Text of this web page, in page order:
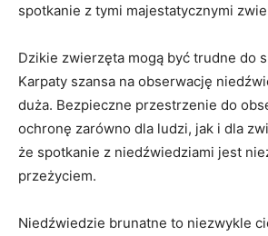
spotkanie z tymi majestatycznymi
Dzikie zwierzęta mogą być trudne do
Karpaty szansa na obserwację
duża. Bezpieczne przestrzenie do
ochronę zarówno dla ludzi, jak i dla
że spotkanie z niedźwiedziami jest
przeżyciem.
Niedźwiedzie brunatne to niezwykle